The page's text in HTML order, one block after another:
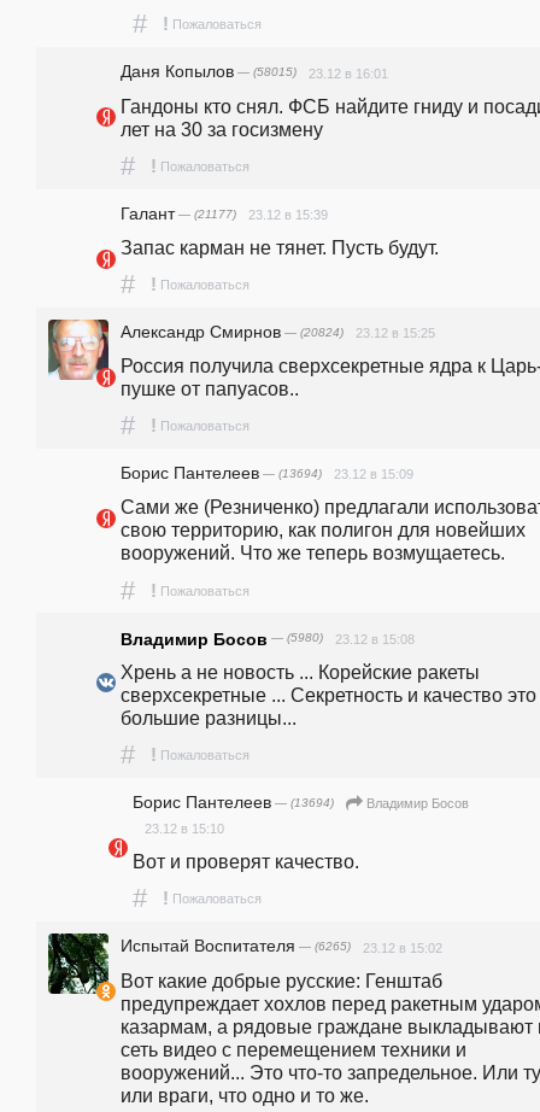
# ! Пожаловаться
Даня Копылов — (58015) 23.12 в 16:01
Гандоны кто снял. ФСБ найдите гниду и
лет на 30 за госизмену
# ! Пожаловаться
Галант— (21177) 23.12 в 15:39
Запас карман не тянет. Пусть будут.
# ! Пожаловаться
Александр Смирнов — (20824) 23.12 в 15:25
Россия получила сверхсекретные ядра к
пушке от папуасов..
# ! Пожаловаться
Борис Пантелеев — (13694) 23.12 в 15:09
Сами же (Резниченко) предлагали
свою территорию, как полигон для новейших
вооружений. Что же теперь возмущаетесь.
# ! Пожаловаться
Владимир Босов — (5980) 23.12 в 15:08
Хрень а не новость ... Корейские ракеты
сверхсекретные ... Секретность и качество
большие разницы...
# ! Пожаловаться
Борис Пантелеев — (13694)
Владимир Босов
23.12 в 15:10
Вот и проверят качество.
# ! Пожаловаться
Испытай Воспитателя — (6265) 23.12 в 15:02
Вот какие добрые русские: Генштаб
предупреждает хохлов перед ракетным
казармам, а рядовые граждане выкладывают
сеть видео с перемещением техники и
вооружений... Это что-то запредельное. Или
или враги, что одно и то же.